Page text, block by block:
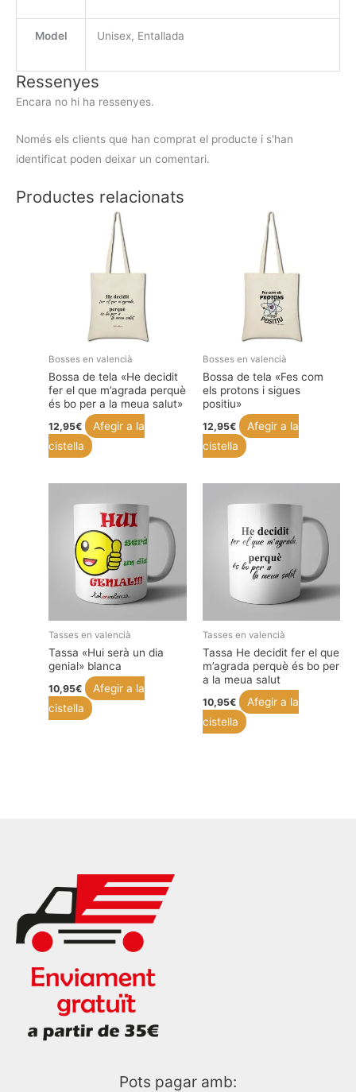
opcions
poden
triar
a
del
producte
Model Unisex, Entallada
Ressenyes
Encara no hi ha ressenyes.
Només els clients que han comprat el producte i s'han
identificat poden deixar un comentari.
Productes relacionats
Bosses en valencià
Bossa de tela «He decidit
fer el que m’agrada perquè
és bo per a la meua salut»
12,95€
Afegir a la
cistella
Bosses en valencià
Bossa de tela «Fes com
els protons i sigues
positiu»
12,95€
Afegir a la
cistella
Tasses en valencià
Tassa «Hui serà un dia
genial» blanca
10,95€
Afegir a la
cistella
Tasses en valencià
Tassa He decidit fer el que
m’agrada perquè és bo per
a la meua salut
10,95€
Afegir a la
cistella
Pots pagar amb: